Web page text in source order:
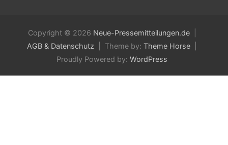
Copyright © 2026 Neue-Pressemitteilungen.de
AGB & Datenschutz
Theme by: Theme Horse
Proudly Powered by: WordPress